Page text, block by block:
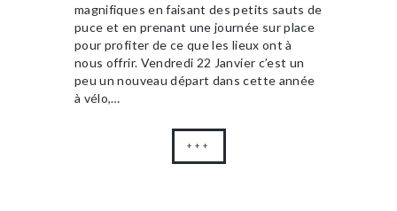
magnifiques en faisant des petits sauts de
puce et en prenant une journée sur place
pour profiter de ce que les lieux ont à
nous offrir. Vendredi 22 Janvier c’est un
peu un nouveau départ dans cette année
à vélo,…
+++